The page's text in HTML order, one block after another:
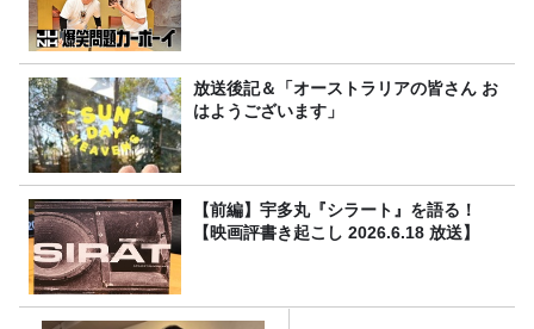
放送後記＆「オーストラリアの皆さん お
はようございます」
【前編】宇多丸『シラート』を語る！
【映画評書き起こし 2026.6.18 放送】